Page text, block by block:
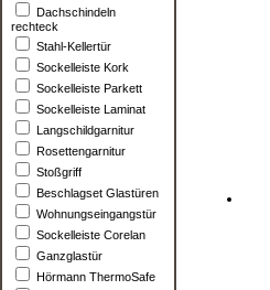
Dachschindeln
rechteck
Stahl-Kellertür
Sockelleiste Kork
Sockelleiste Parkett
Sockelleiste Laminat
Langschildgarnitur
Rosettengarnitur
Stoßgriff
Beschlagset Glastüren
Wohnungseingangstür
Sockelleiste Corelan
Ganzglastür
Hörmann ThermoSafe